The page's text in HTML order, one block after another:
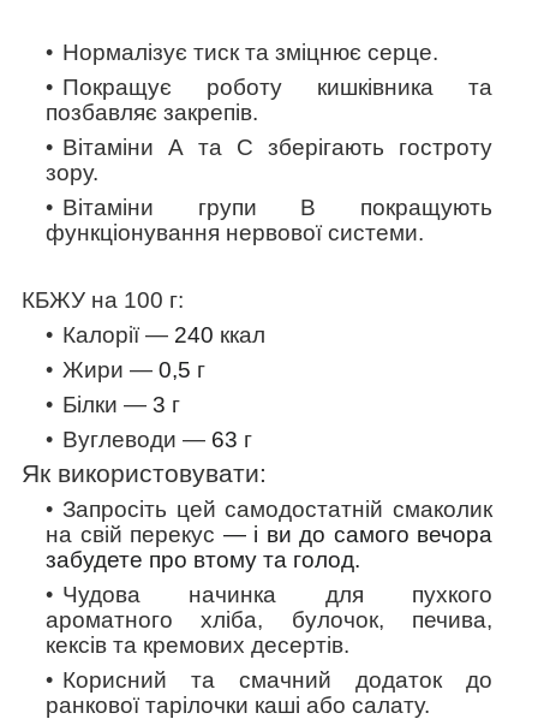
Нормалізує тиск та зміцнює серце.
Покращує роботу кишківника та
позбавляє закрепів.
Вітаміни А та С зберігають гостроту
зору.
Вітаміни групи В покращують
функціонування нервової системи.
КБЖУ на 100 г:
Калорії — 240 ккал
Жири — 0,5 г
Білки — 3 г
Вуглеводи — 63 г
Як використовувати:
Запросіть цей самодостатній смаколик
на свій перекус — і ви до самого вечора
забудете про втому та голод.
Чудова начинка для пухкого
ароматного хліба, булочок, печива,
кексів та кремових десертів.
Корисний та смачний додаток до
ранкової тарілочки каші або салату.